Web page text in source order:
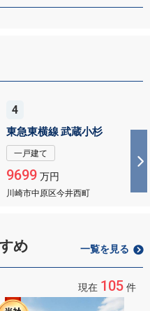
4
東急東横線 武蔵小杉
一戸建て
9699万円
川崎市中原区今井西町
め 一覧を見る
現在 105 件